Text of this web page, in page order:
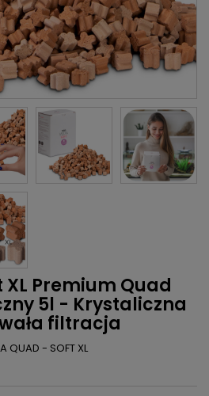
XL Premium Quad
5l - Krystaliczna
filtracja
QUAD - SOFT XL